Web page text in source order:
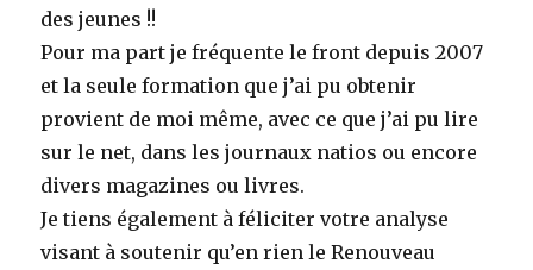
des jeunes !!
Pour ma part je fréquente le front depuis 2007
et la seule formation que j’ai pu obtenir
provient de moi même, avec ce que j’ai pu lire
sur le net, dans les journaux natios ou encore
divers magazines ou livres.
Je tiens également à féliciter votre analyse
visant à soutenir qu’en rien le Renouveau